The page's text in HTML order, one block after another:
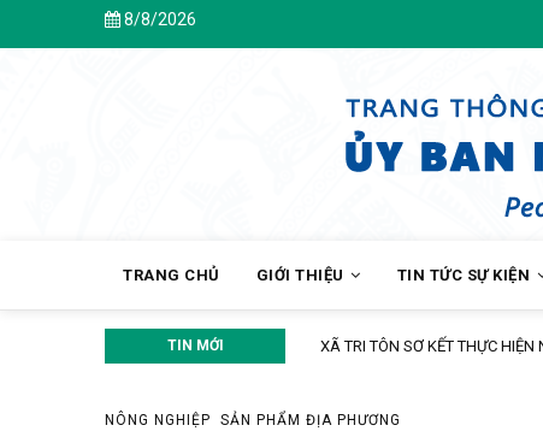
8/8/2026
NAVIGATION
TRANG CHỦ GIỚI THIỆU TIN TỨC SỰ KIỆN
TIN MỚI XÃ TRI TÔN SƠ KẾT THỰC HIỆN
NÔNG NGHIỆP SẢN PHẨM ĐỊA PHƯƠNG